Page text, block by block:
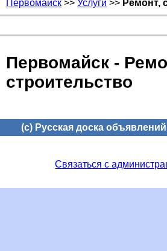
Первомайск >> Услуги >> Ремонт,
Первомайск -
строительство
(c) Русская доска
Связаться с